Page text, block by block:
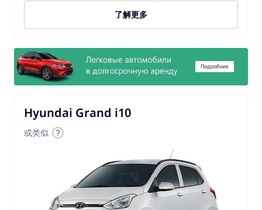
了解更多
Hyundai Grand i10
或类似